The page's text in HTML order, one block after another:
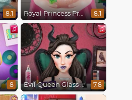
8.1 Royal Princess Pregnant 8.1
8 Evil Queen Glass Skin Routine #Influencer 7.8